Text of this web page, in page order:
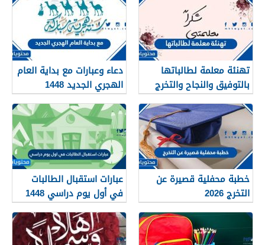
تهنئة معلمة لطالباتها
بالتوفيق والنجاح والتخرج
2026
دعاء وعبارات مع بداية العام
الهجري الجديد 1448
خطبة محفلية قصيرة عن
التخرج 2026
عبارات استقبال الطالبات
في أول يوم دراسي 1448